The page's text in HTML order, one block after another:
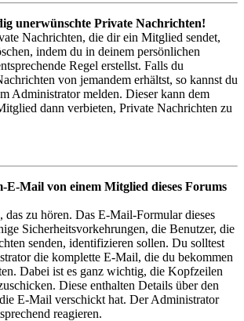
unerwünschte Private Nachrichten!
Nachrichten, die dir ein Mitglied sendet,
indem du in deinem persönlichen
Regel erstellst. Falls du
von jemandem erhältst, so kannst du
Administrator melden. Dieser kann dem
dann verbieten, Private Nachrichten zu
E-Mail von einem Mitglied dieses Forums
das zu hören. Das E-Mail-Formular dieses
Sicherheitsvorkehrungen, die Benutzer, die
senden, identifizieren sollen. Du solltest
die komplette E-Mail, die du bekommen
Dabei ist es ganz wichtig, die Kopfzeilen
Diese enthalten Details über den
E-Mail verschickt hat. Der Administrator
reagieren.